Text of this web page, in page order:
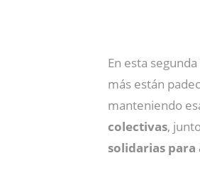
En esta
más están
manteniendo
colectivas,
solidarias para